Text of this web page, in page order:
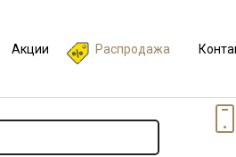
Акции Распродажа